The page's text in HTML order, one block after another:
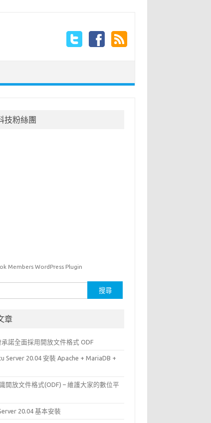
技粉絲團
Members WordPress Plugin
章
諾全面採用開放文件格式 ODF
Server 20.04 安裝 Apache + MariaDB +
開放文件格式(ODF) – 維護大家的數位平
20.04 基本安裝